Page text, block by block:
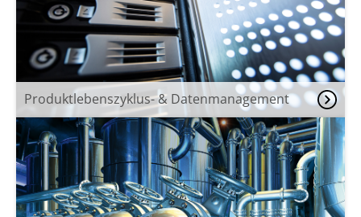
Produktlebenszyklus- & Datenmanagement